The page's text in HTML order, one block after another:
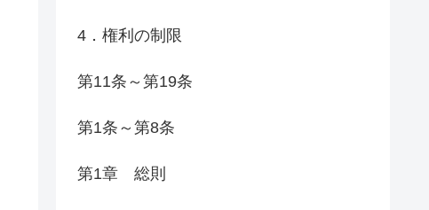
4．権利の制限
第11条～第19条
第1条～第8条
第1章 総則